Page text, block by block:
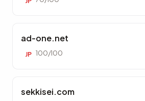
ad-one.net
JP 100/100
sekkisei.com